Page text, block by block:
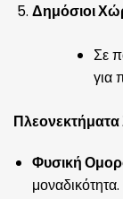
Δημόσιοι
Σε
για
Φυσική
μοναδικότητα.